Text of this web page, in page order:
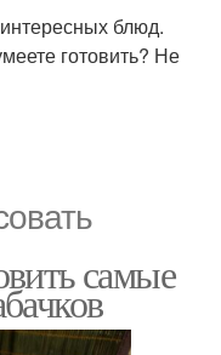
блюд.
готовить? Не
самые